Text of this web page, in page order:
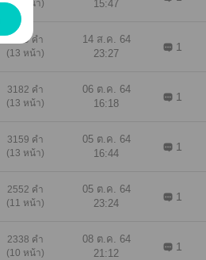
(12 หน้า)
15:47
3059 คำ
(13 หน้า)
14 ส.ค. 64
23:27
1
3182 คำ
(13 หน้า)
06 ต.ค. 64
16:18
1
3159 คำ
(13 หน้า)
05 ต.ค. 64
16:44
1
2552 คำ
(11 หน้า)
05 ต.ค. 64
23:24
1
2338 คำ
(10 หน้า)
08 ต.ค. 64
21:12
1